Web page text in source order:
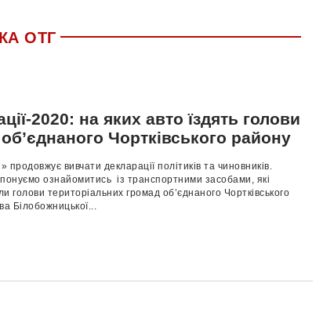
ОТГ
2020: на яких авто їздять голови
Чортківського району
вивчати декларації політиків та чиновників.
ознайомитись із транспортними засобами, які
голови територіальних громад об’єднаного Чортківського
Білобожницької...